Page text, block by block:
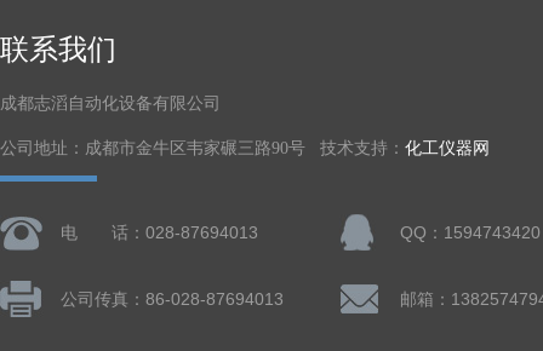
联系我们
成都志滔自动化设备有限公司
公司地址：成都市金牛区韦家碾三路90号 技术支持： 化工仪器网
电 话：028-87694013 QQ：1594743420
公司传真：86-028-87694013